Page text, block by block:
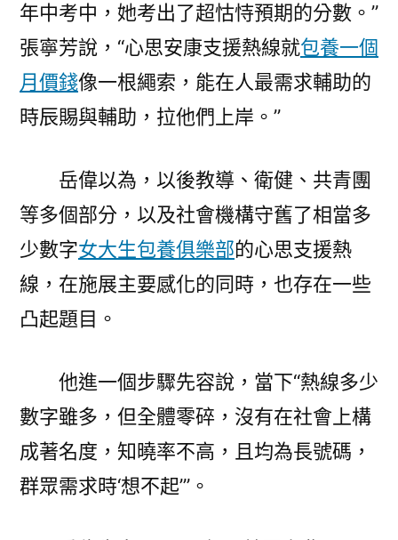
年中考中，她考出了超怙恃預期的分數。”
張寧芳說，“心思安康支援熱線就包養一個
月價錢像一根繩索，能在人最需求輔助的
時辰賜與輔助，拉他們上岸。”
岳偉以為，以後教導、衛健、共青團
等多個部分，以及社會機構守舊了相當多
少數字女大生包養俱樂部的心思支援熱
線，在施展主要感化的同時，也存在一些
凸起題目。
他進一個步驟先容說，當下“熱線多少
數字雖多，但全體零碎，沒有在社會上構
成著名度，知曉率不高，且均為長號碼，
群眾需求時‘想不起’”。